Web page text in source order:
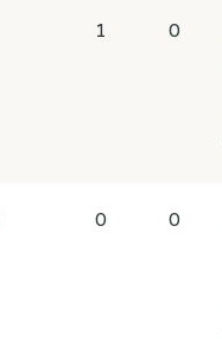
1 0
0 0